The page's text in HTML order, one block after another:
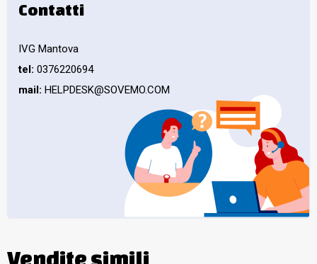
Contatti
IVG Mantova
tel: 0376220694
mail: HELPDESK@SOVEMO.COM
Vendite simili